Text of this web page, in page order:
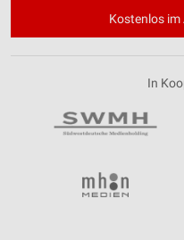
Kostenlos im
In